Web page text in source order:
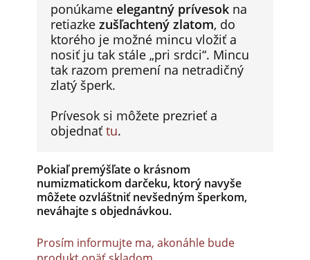
ponúkame elegantný prívesok na
retiazke zušľachtený zlatom, do
ktorého je možné mincu vložiť a
nosiť ju tak stále „pri srdci“. Mincu
tak razom premení na netradičný
zlatý šperk.
Prívesok si môžete prezrieť a
objednaťtu.
Pokiaľ premýšľate o krásnom
numizmatickom darčeku, ktorý navyše
môžete ozvláštniť nevšedným šperkom,
neváhajte s objednávkou.
Prosím informujte ma, akonáhle bude